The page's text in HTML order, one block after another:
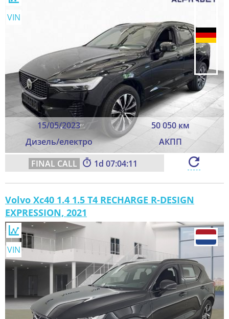
15/05/2023
50 050 км
Дизель/електро
АКПП
VIN
1 07:04:09
Volvo Xc40 1.4 1.5 T4 RECHARGE R-DESIGN
EXPRESSION, 2021
VIN